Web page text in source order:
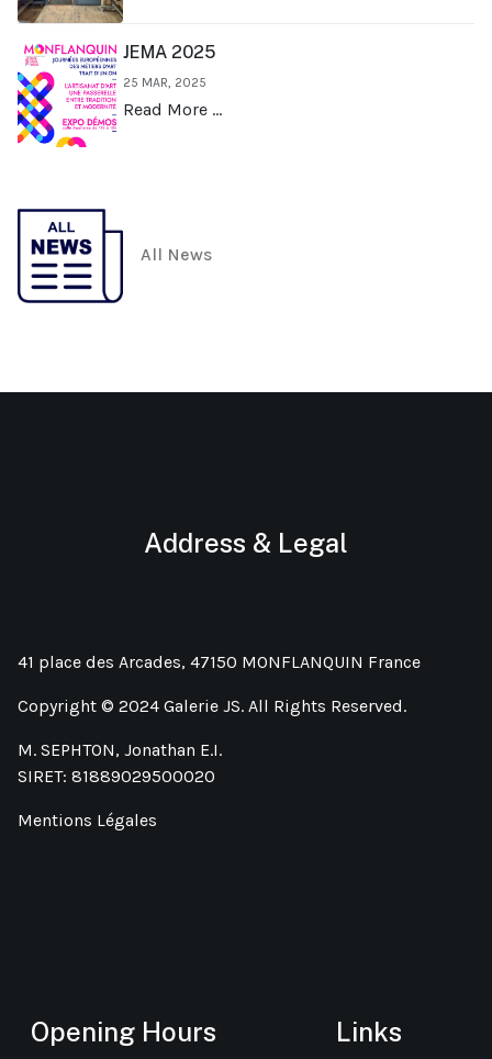
JEMA 2025
25 MAR, 2025
Read More …
All News
Address & Legal
41 place des Arcades, 47150 MONFLANQUIN France
Copyright © 2024 Galerie JS. All Rights Reserved.
M. SEPHTON, Jonathan E.I.
SIRET: 81889029500020
Mentions Légales
Opening Hours Links